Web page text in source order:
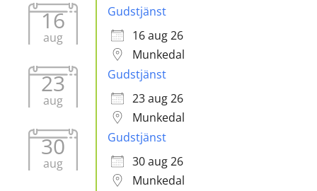
16
aug
Gudstjänst
16 aug 26
Munkedal
23
aug
Gudstjänst
23 aug 26
Munkedal
30
aug
Gudstjänst
30 aug 26
Munkedal